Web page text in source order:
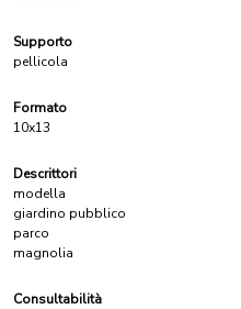
Supporto
pellicola
Formato
10x13
Descrittori
modella
giardino pubblico
parco
magnolia
Consultabilità